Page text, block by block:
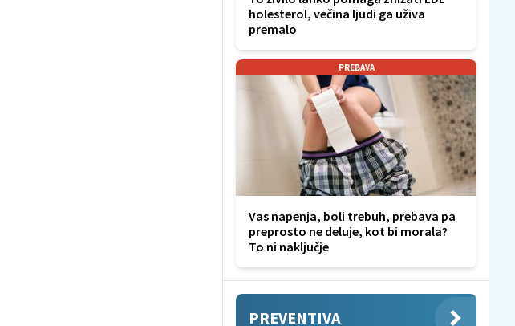
holesterol, večina ljudi ga uživa
premalo
PREBAVA
Vas napenja, boli trebuh, prebava pa
preprosto ne deluje, kot bi morala?
To ni naključje
PREVENTIVA